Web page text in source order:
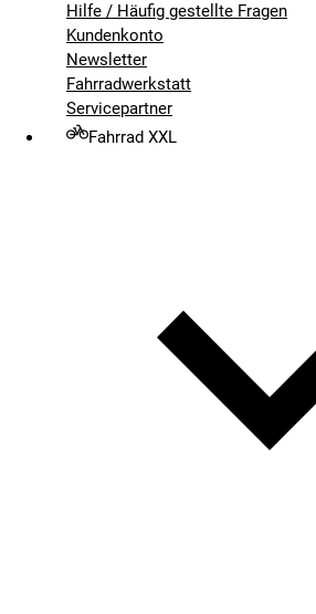
Hilfe / Häufig gestellte Fragen
Kundenkonto
Newsletter
Fahrradwerkstatt
Servicepartner
Fahrrad XXL